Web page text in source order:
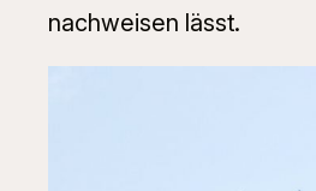
nachweisen lässt.